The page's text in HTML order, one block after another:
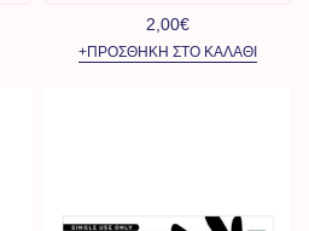
2,00€
+ΠΡΟΣΘΉΚΗ ΣΤΟ ΚΑΛΆΘΙ